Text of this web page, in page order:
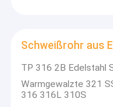
Schweißrohr aus
TP 316 2B Edelstahl
Warmgewalzte 321
316 316L 310S